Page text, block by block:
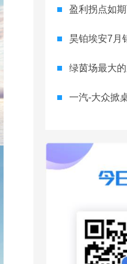
盈利拐点如期而至，日产汽
昊铂埃安7月销量34987辆，
绿茵场最大
一汽-大众掀桌，